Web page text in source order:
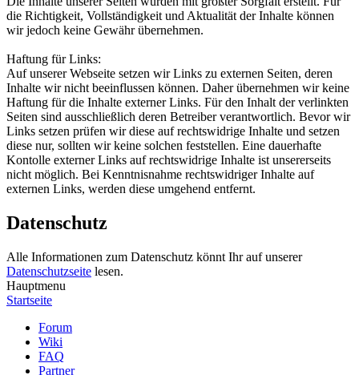
die Richtigkeit, Vollständigkeit und Aktualität der Inhalte können
wir jedoch keine Gewähr übernehmen.
Haftung für Links:
Auf unserer Webseite setzen wir Links zu externen Seiten, deren
Inhalte wir nicht beeinflussen können. Daher übernehmen wir keine
Haftung für die Inhalte externer Links. Für den Inhalt der verlinkten
Seiten sind ausschließlich deren Betreiber verantwortlich. Bevor wir
Links setzen prüfen wir diese auf rechtswidrige Inhalte und setzen
diese nur, sollten wir keine solchen feststellen. Eine dauerhafte
Kontolle externer Links auf rechtswidrige Inhalte ist unsererseits
nicht möglich. Bei Kenntnisnahme rechtswidriger Inhalte auf
externen Links, werden diese umgehend entfernt.
Datenschutz
Alle Informationen zum Datenschutz könnt Ihr auf unserer
Datenschutzseite lesen.
Hauptmenu
Startseite
Forum
Wiki
FAQ
Partner